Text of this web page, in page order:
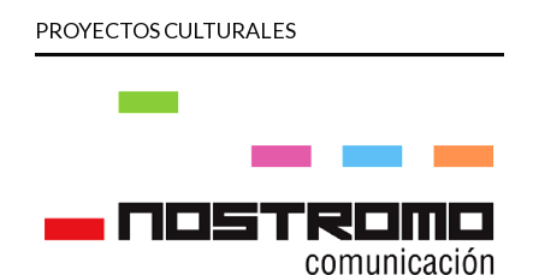
PROYECTOS CULTURALES